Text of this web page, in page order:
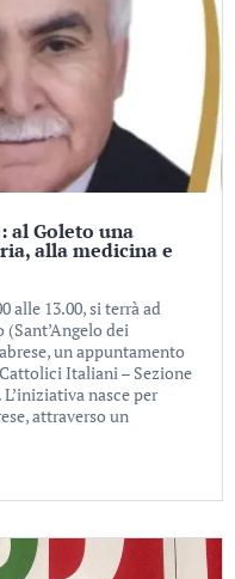
al Goleto una
alla medicina e
alle 13.00, si terrà ad
dei
un appuntamento
Italiani – Sezione
nasce per
attraverso un